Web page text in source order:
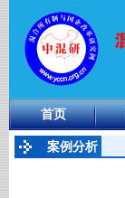
首页
案例分析